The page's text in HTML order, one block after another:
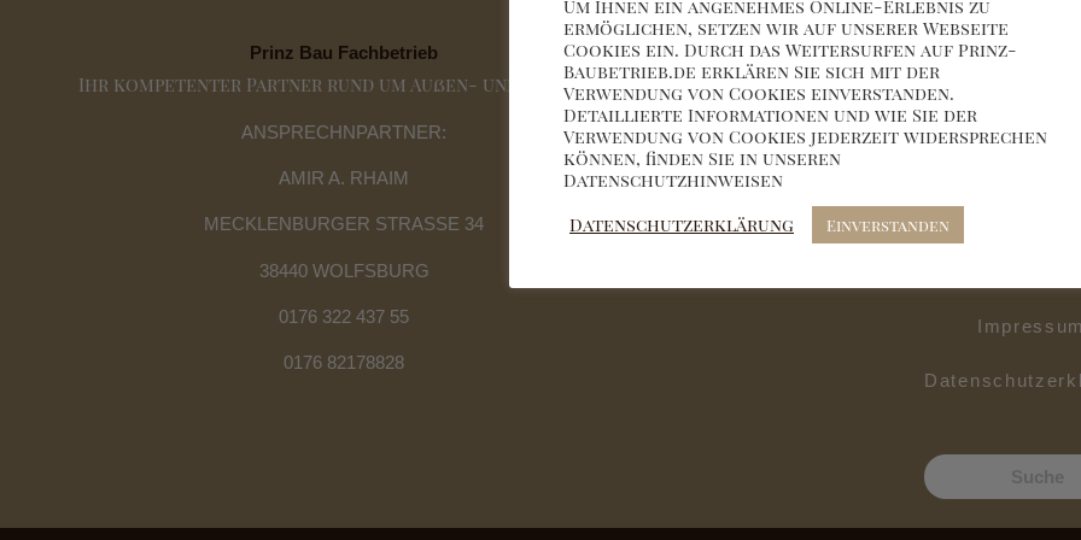
Prinz Bau Fachbetrieb
Ihr kompetenter Partner rund um Außen- und Innenbau
ANSPRECHNPARTNER:
AMIR A. RHAIM
MECKLENBURGER STRASSE 34
38440 WOLFSBURG
0176 322 437 55
0176 82178828
Fassade
Impressum
Um Ihnen ein angenehmes Online-Erlebnis zu
ermöglichen, setzen wir auf unserer Webseite
Cookies ein. Durch das Weitersurfen auf Prinz-
Baubetrieb.de erklären Sie sich mit der
Verwendung von Cookies einverstanden.
Detaillierte Informationen und wie Sie der
Verwendung von Cookies jederzeit widersprechen
können, finden Sie in unseren
Datenschutzhinweisen
Datenschutzerklärung
Einverstanden